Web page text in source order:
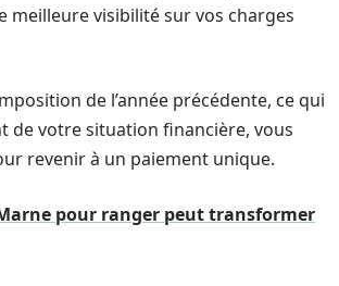
meilleure visibilité sur vos charges
de l’année précédente, ce qui
de votre situation financière, vous
revenir à un paiement unique.
pour ranger peut transformer